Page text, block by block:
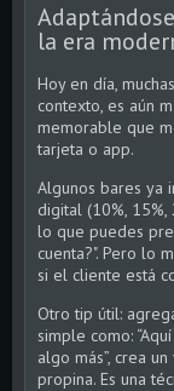
la era
Hoy en día,
contexto, es aún
memorable que
tarjeta o app.
Algunos bares ya
digital (10%,
lo que puedes
cuenta?". Pero lo
si el cliente está
Otro tip útil:
simple como:
algo más”, crea
propina. Es una